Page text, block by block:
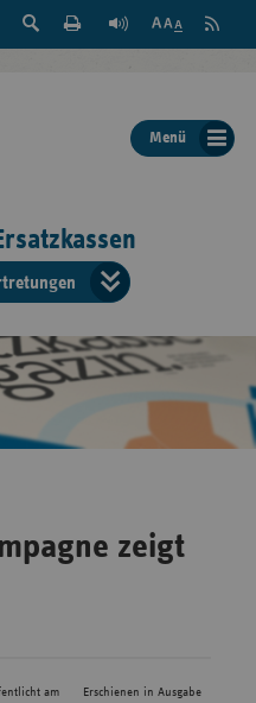
Suche
der
Seite
Feed
Menü
der
zeigt
am Erschienen in Ausgabe